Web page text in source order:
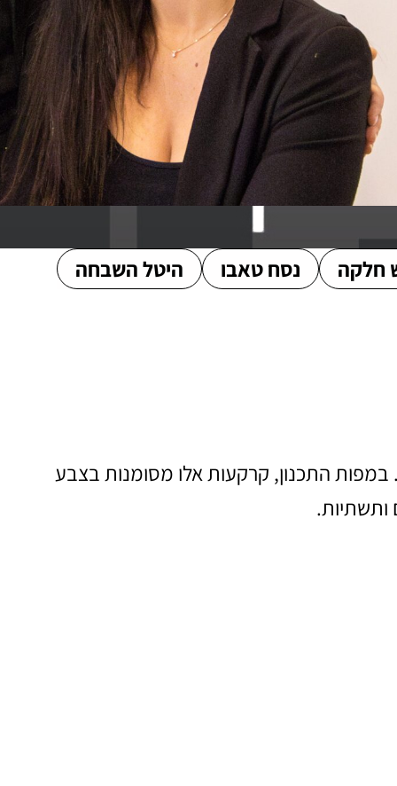
חלקה נסח טאבו
היטל השבחה
במפות התכנון, קרקעות אלו מסומנות בצבע
ותשתיות.